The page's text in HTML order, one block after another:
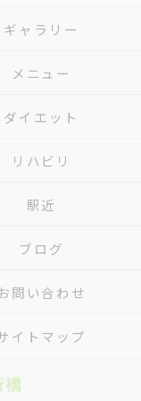
ギャラリー
メニュー
ダイエット
リハビリ
駅近
ブログ
問い合わせ
イトマップ